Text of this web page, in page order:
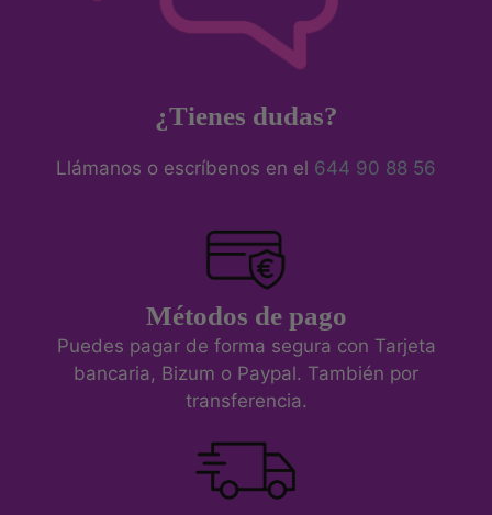
¿Tienes dudas?
Llámanos o escríbenos en el 644 90 88 56
Métodos de pago
Puedes pagar de forma segura con Tarjeta
bancaria, Bizum o Paypal. También por
transferencia.